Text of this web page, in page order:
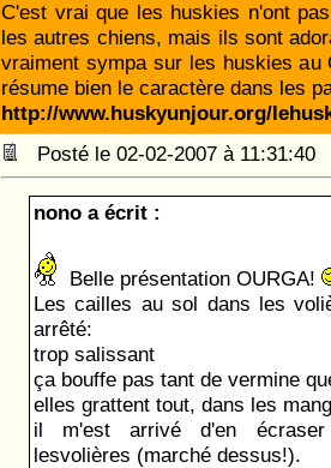
C'est vrai que les huskies n'ont
les autres chiens, mais ils sont
vraiment sympa sur les huskies au
résume bien le caractère dans les
http://www.huskyunjour.org/
Posté le 02-02-2007 à
nono a écrit :
Belle présentation OURGA!
Les cailles au sol dans les
arrêté:
trop salissant
ça bouffe pas tant de vermine
elles grattent tout, dans les
il m'est arrivé d'en
lesvolières (marché dessus!).